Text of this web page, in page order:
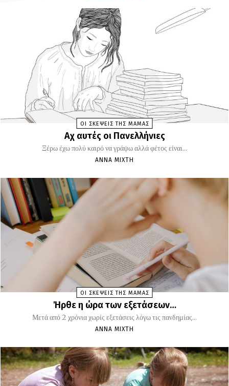
ΟΙ ΣΚΕΨΕΙΣ ΤΗΣ ΜΑΜΑΣ
Αχ αυτές οι Πανελλήνιες
Ξέρω έχω πολύ καιρό να γράψω αλλά φέτος είναι...
ΆΝΝΑ ΜΊΧΤΗ
ΟΙ ΣΚΕΨΕΙΣ ΤΗΣ ΜΑΜΑΣ
Ήρθε η ώρα των εξετάσεων…
Μετά από 2 χρόνια χωρίς εξετάσεις λόγω τις πανδημίας...
ΆΝΝΑ ΜΊΧΤΗ